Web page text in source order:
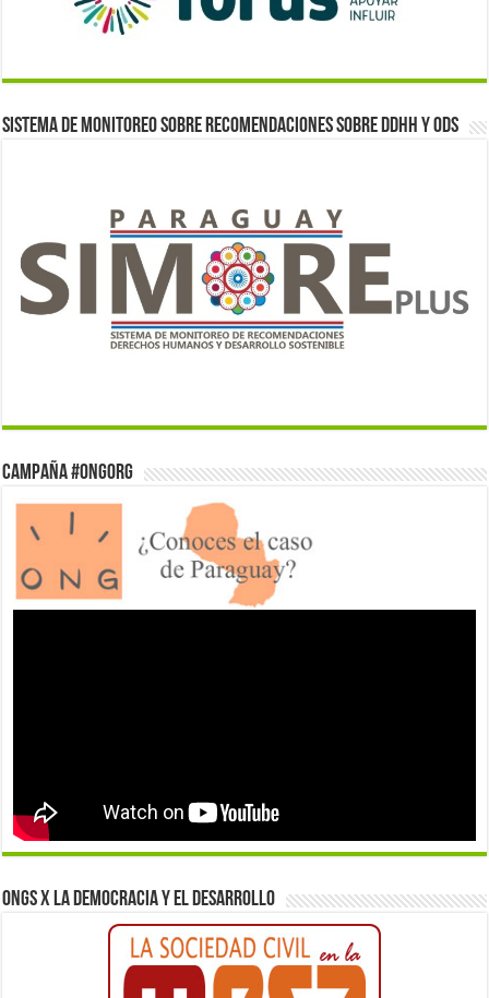
Sistema de monitoreo sobre recomendaciones sobre DDHH y ODS
Campaña #ONGorg
ONGs x la democracia y el desarrollo